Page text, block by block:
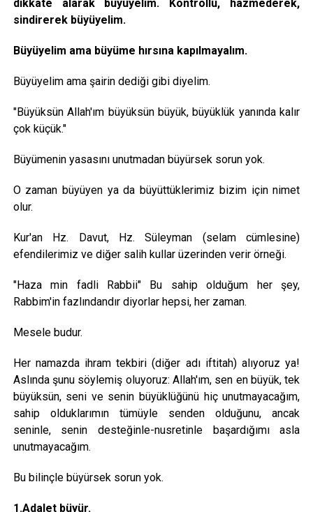
dikkate alarak büyüyelim. Kontrollü, hazmederek,
sindirerek büyüyelim.
Büyüyelim ama büyüme hırsına kapılmayalım.
Büyüyelim ama şairin dediği gibi diyelim.
"Büyüksün Allah'ım büyüksün büyük, büyüklük yanında kalır
çok küçük."
Büyümenin yasasını unutmadan büyürsek sorun yok.
O zaman büyüyen ya da büyüttüklerimiz bizim için nimet
olur.
Kur'an Hz. Davut, Hz. Süleyman (selam cümlesine)
efendilerimiz ve diğer salih kullar üzerinden verir örneği.
"Haza min fadli Rabbii" Bu sahip olduğum her şey,
Rabbim'in fazlındandır diyorlar hepsi, her zaman.
Mesele budur.
Her namazda ihram tekbiri (diğer adı iftitah) alıyoruz ya!
Aslında şunu söylemiş oluyoruz: Allah'ım, sen en büyük, tek
büyüksün, seni ve senin büyüklüğünü hiç unutmayacağım,
sahip olduklarımın tümüyle senden olduğunu, ancak
seninle, senin desteğinle-nusretinle başardığımı asla
unutmayacağım.
Bu bilinçle büyürsek sorun yok.
1.Adalet büyür.